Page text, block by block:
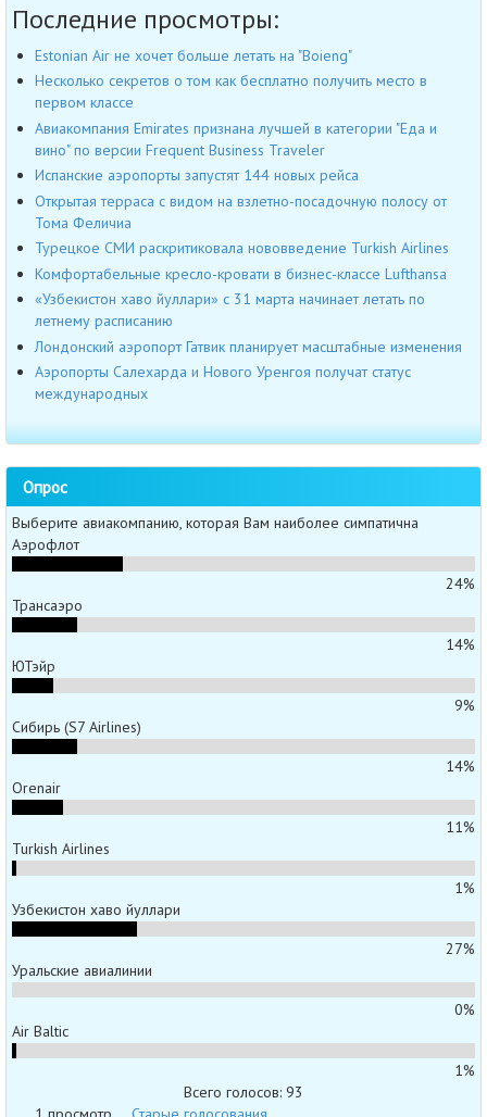
Последние просмотры:
Estonian Air не хочет больше летать на "Boieng"
Несколько секретов о том как бесплатно получить место в
первом классе
Авиакомпания Emirates признана лучшей в категории "Еда и
вино" по версии Frequent Business Traveler
Испанские аэропорты запустят 144 новых рейса
Открытая терраса с видом на взлетно-посадочную полосу от
Тома Феличиа
Турецкое СМИ раскритиковала нововведение Turkish Airlines
Комфортабельные кресло-кровати в бизнес-классе Lufthansa
«Узбекистон хаво йуллари» с 31 марта начинает летать по
летнему расписанию
Лондонский аэропорт Гатвик планирует масштабные изменения
Аэропорты Салехарда и Нового Уренгоя получат статус
международных
Опрос
Выберите авиакомпанию, которая Вам наиболее симпатична
Аэрофлот
24%
Трансаэро
14%
ЮТэйр
9%
Сибирь (S7 Airlines)
14%
Orenair
11%
Turkish Airlines
1%
Узбекистон хаво йуллари
27%
Уральские авиалинии
0%
Air Baltic
1%
Всего голосов: 93